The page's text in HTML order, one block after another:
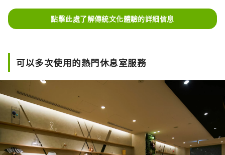
點擊此處了解傳統文化體驗的詳細信息
可以多次使用的熱門休息室服務